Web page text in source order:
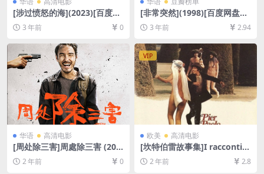
[涉过愤怒的海](2023)[百度网
盘+夸克网盘4K超清资源][网
盘在线播放/下载][MKV/5GB]
3 年前 0
[非常突然](1998)[百度网盘
+夸克网盘1080P超清未删减
资源][网盘在线播放/下载][MP
3 年前 2.94
华语 高清电影
[周处除三害]周處除三害 (202
3)[百度网盘+夸克网盘1080P
超清未删减资源][网盘在线播
2 年前 0
VIP
欧美 高清电影
[坎特伯雷故事集]I racconti d
i Canterbury (1972)[百度网
盘+夸克网盘1080P超清未删
2 年前 2.8